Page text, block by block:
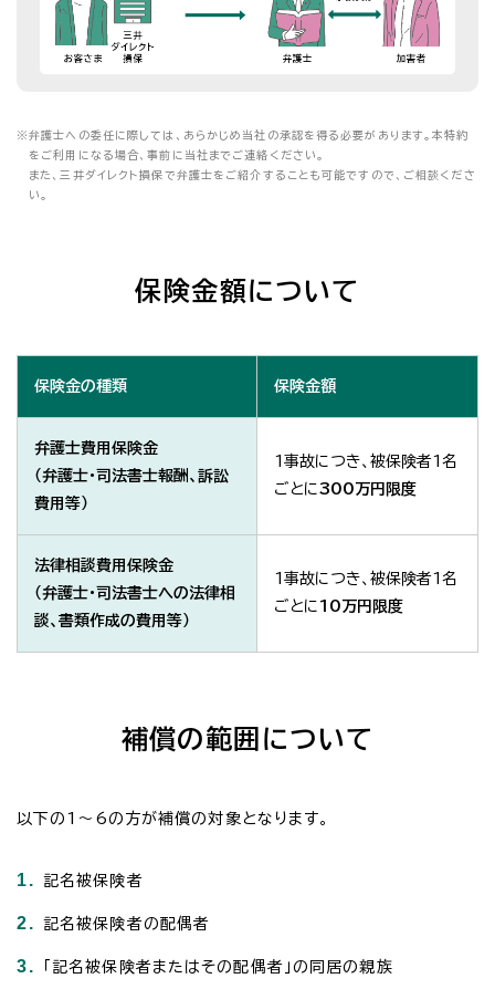
※弁護士への委任に際しては、あらかじめ当社の承認を得る必要があります。本特約
をご利用になる場合、事前に当社までご連絡ください。
また、三井ダイレクト損保で弁護士をご紹介することも可能ですので、ご相談くださ
い。
保険金額について
保険金の種類 保険金額
弁護士費用保険金
（弁護士・司法書士報酬、訴訟
費用等）
1事故につき、被保険者1名
ごとに300万円限度
法律相談費用保険金
（弁護士・司法書士への法律相
談、書類作成の費用等）
1事故につき、被保険者1名
ごとに 10万円限度
補償の範囲について
以下の1～6の方が補償の対象となります。
1. 記名被保険者
2. 記名被保険者の配偶者
3. 「記名被保険者またはその配偶者」の同居の親族